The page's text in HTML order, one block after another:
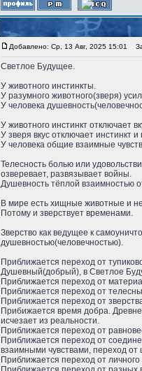
Добавлено: Ср, 13 Авг, 2025 15:01
Светлое Будущее.
У животного инстинкты.
У разумного животного(зверя)
У человека
У животного инстинкт отключает
У зверя вкус отключает инстинкт
У человека общие взаимные
Телесность болью или
озверевает, развязывает войны.
Душевность тёплой взаимностью
В мире есть хищные животные и
Потому и зверствует временами.
Зверство как ведущее к
душевностью(человечностью).
Приближается переход от
Душевный(добрый), в Светлое
Приближается переход от
Приближается переход от
Приближается переход от
Прибижается время добра.
исчезает из реальности.
Приближается переход от
Приближается переход от
взаимными чувствами, переход от
Приближается переход от